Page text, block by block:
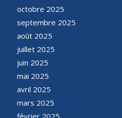
octobre 2025
septembre 2025
août 2025
juillet 2025
juin 2025
mai 2025
avril 2025
mars 2025
février 2025